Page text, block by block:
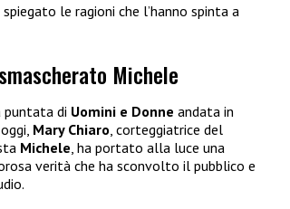
spiegato le ragioni che l’hanno spinta a
Michele
puntata di Uomini e Donne andata in
Mary Chiaro, corteggiatrice del
Michele, ha portato alla luce una
verità che ha sconvolto il pubblico e